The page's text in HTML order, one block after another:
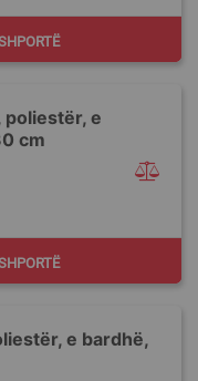
poliestër, e
cm
e bardhë,